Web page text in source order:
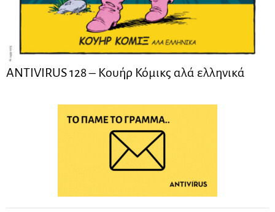
ANTIVIRUS 128 – Kουήρ Κόμικς αλά ελληνικά